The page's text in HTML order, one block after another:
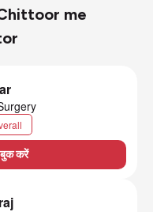
Chittoor me
करें